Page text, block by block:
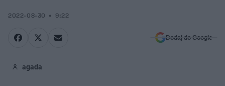
2022-08-30 9:22
Dodaj do Google
agada